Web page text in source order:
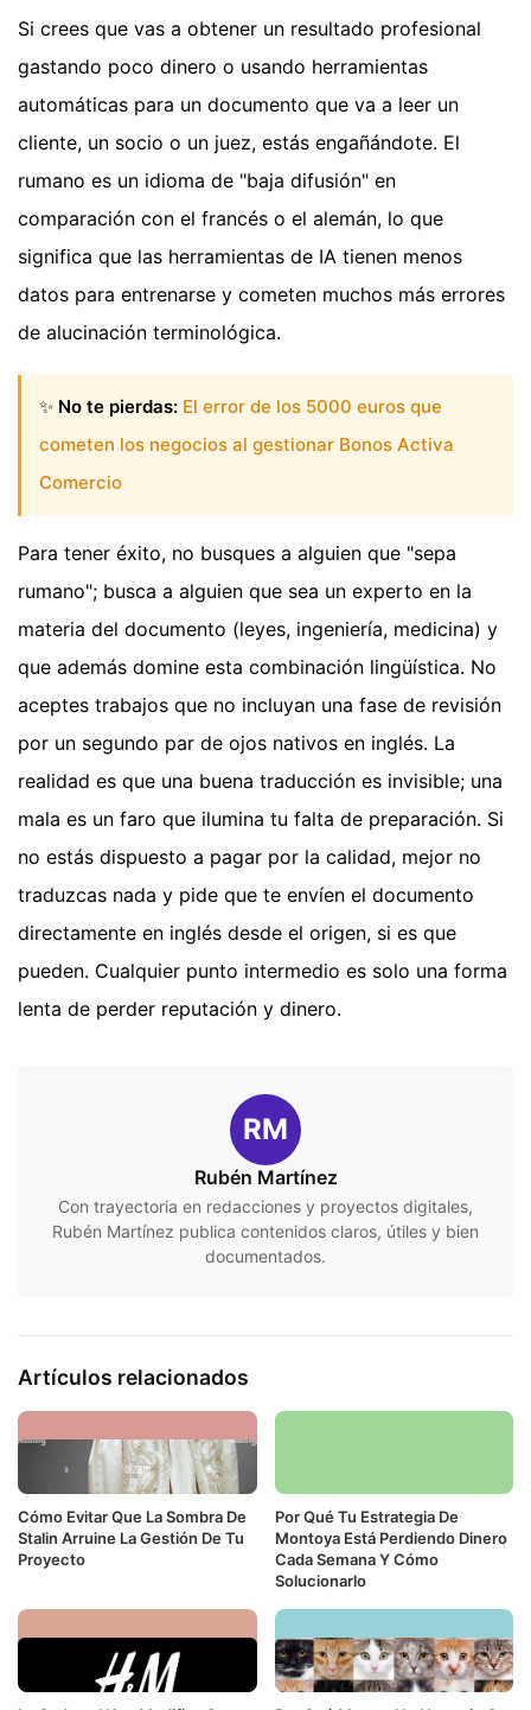
Si crees que vas a obtener un resultado profesional
gastando poco dinero o usando herramientas
automáticas para un documento que va a leer un
cliente, un socio o un juez, estás engañándote. El
rumano es un idioma de "baja difusión" en
comparación con el francés o el alemán, lo que
significa que las herramientas de IA tienen menos
datos para entrenarse y cometen muchos más errores
de alucinación terminológica.
✨ No te pierdas: El error de los 5000 euros que
cometen los negocios al gestionar Bonos Activa
Comercio
Para tener éxito, no busques a alguien que "sepa
rumano"; busca a alguien que sea un experto en la
materia del documento (leyes, ingeniería, medicina) y
que además domine esta combinación lingüística. No
aceptes trabajos que no incluyan una fase de revisión
por un segundo par de ojos nativos en inglés. La
realidad es que una buena traducción es invisible; una
mala es un faro que ilumina tu falta de preparación. Si
no estás dispuesto a pagar por la calidad, mejor no
traduzcas nada y pide que te envíen el documento
directamente en inglés desde el origen, si es que
pueden. Cualquier punto intermedio es solo una forma
lenta de perder reputación y dinero.
RM
Rubén Martínez
Con trayectoria en redacciones y proyectos digitales,
Rubén Martínez publica contenidos claros, útiles y bien
documentados.
Artículos relacionados
Cómo Evitar Que La Sombra De
Stalin Arruine La Gestión De Tu
Proyecto
Por Qué Tu Estrategia De
Montoya Está Perdiendo Dinero
Cada Semana Y Cómo
Solucionarlo